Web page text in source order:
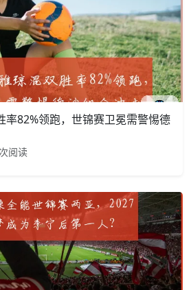
率82%领跑，世锦赛卫冕需警惕德
阅读